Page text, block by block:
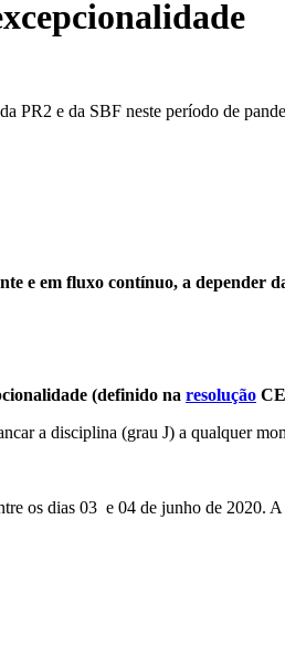
PR2 e da SBF neste período de
e em fluxo contínuo, a depender
(definido na resolução
a disciplina (grau J) a qualquer
os dias 03 e 04 de junho de 2020.